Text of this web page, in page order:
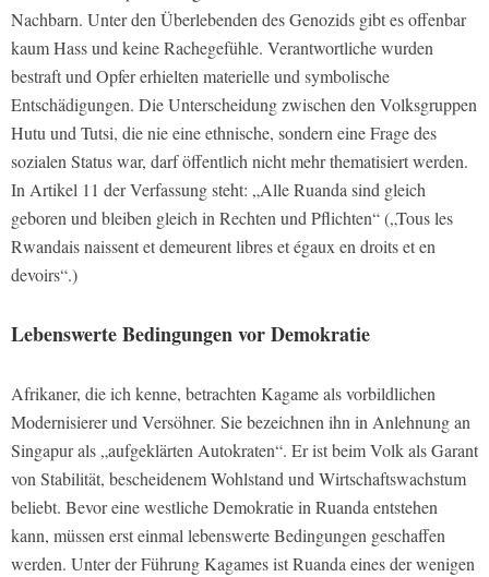
Nachbarn. Unter den Überlebenden des Genozids gibt es offenbar
kaum Hass und keine Rachegefühle. Verantwortliche wurden
bestraft und Opfer erhielten materielle und symbolische
Entschädigungen. Die Unterscheidung zwischen den Volksgruppen
Hutu und Tutsi, die nie eine ethnische, sondern eine Frage des
sozialen Status war, darf öffentlich nicht mehr thematisiert werden.
In Artikel 11 der Verfassung steht: „Alle Ruanda sind gleich
geboren und bleiben gleich in Rechten und Pflichten“ („Tous les
Rwandais naissent et demeurent libres et égaux en droits et en
devoirs“.)
Lebenswerte Bedingungen vor Demokratie
Afrikaner, die ich kenne, betrachten Kagame als vorbildlichen
Modernisierer und Versöhner. Sie bezeichnen ihn in Anlehnung an
Singapur als „aufgeklärten Autokraten“. Er ist beim Volk als Garant
von Stabilität, bescheidenem Wohlstand und Wirtschaftswachstum
beliebt. Bevor eine westliche Demokratie in Ruanda entstehen
kann, müssen erst einmal lebenswerte Bedingungen geschaffen
werden. Unter der Führung Kagames ist Ruanda eines der wenigen